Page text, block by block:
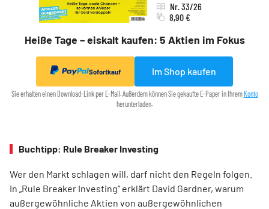
Heiße Tage – eiskalt kaufen: 5 Aktien im Fokus
Nr. 33/26
8,90 €
Sofortkauf Im Shop kaufen
Sie erhalten einen Download-Link per E-Mail. Außerdem können Sie gekaufte E-Paper in Ihrem Konto
herunterladen.
Buchtipp: Rule Breaker Investing
Wer den Markt schlagen will, darf nicht den Regeln folgen.
In „Rule Breaker Investing“ erklärt David Gardner, warum
außergewöhnliche Aktien von außer­gewöhnlichen